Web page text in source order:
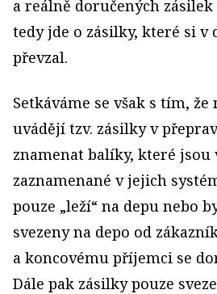
a reálně doručených
tedy jde o zásilky, které si v
převzal.
Setkáváme se však s tím,
uvádějí tzv. zásilky v
znamenat balíky, které jsou
zaznamenané v jejich
pouze „leží“ na depu nebo
svezeny na depo od
a koncovému příjemci se
Dále pak zásilky pouze